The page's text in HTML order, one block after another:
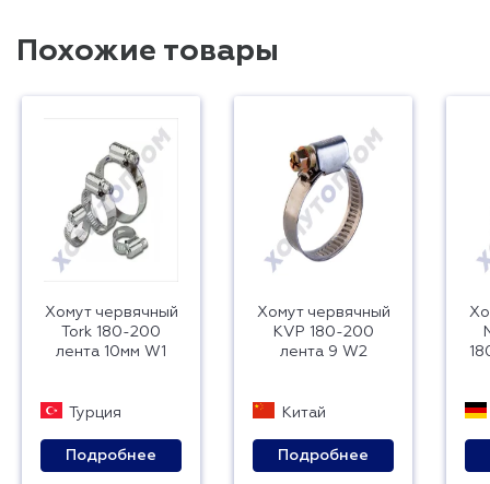
Похожие товары
Хомут червячный
Tork 180-200
лента 10мм W1
Турция
Подробнее
Хомут червячный
KVP 180-200
лента 9 W2
Китай
Подробнее